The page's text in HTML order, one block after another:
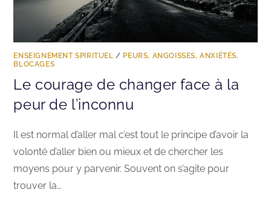
ENSEIGNEMENT SPIRITUEL / PEURS, ANGOISSES, ANXIÉTÉS,
BLOCAGES
Le courage de changer face à la
peur de l’inconnu
Il est normal d’aller mal c’est tout le principe d’avoir la
volonté d’aller bien ou mieux et de chercher les
moyens pour y parvenir. Souvent on s’agite pour
trouver la…